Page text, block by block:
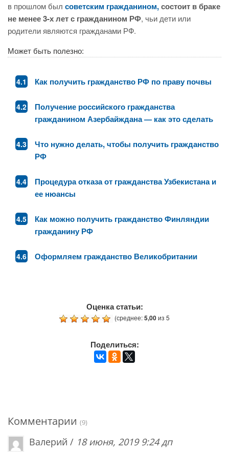
в прошлом был советским гражданином,состоит в браке
не менее 3-х лет с гражданином РФ, чьи дети или
родители являются гражданами РФ.
Может быть полезно:
Как получить гражданство РФ по праву почвы
Получение российского гражданства
гражданином Азербайждана — как это сделать
Что нужно делать, чтобы получить гражданство
РФ
Процедура отказа от гражданства Узбекистана и
ее нюансы
Как можно получить гражданство Финляндии
гражданину РФ
Оформляем гражданство Великобритании
Оценка статьи:
(среднее:5,00из 5
Поделиться:
Комментарии (9)
Валерий / 18 июня, 2019 9:24 дп